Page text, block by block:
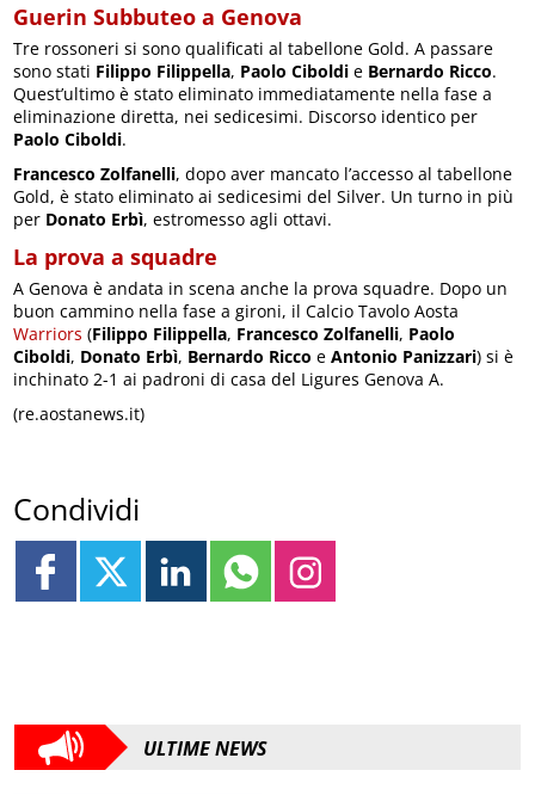
Guerin Subbuteo a Genova
Tre rossoneri si sono qualificati al tabellone Gold. A passare
sono stati Filippo Filippella, Paolo Ciboldi e Bernardo Ricco.
Quest’ultimo è stato eliminato immediatamente nella fase a
eliminazione diretta, nei sedicesimi. Discorso identico per
Paolo Ciboldi.
Francesco Zolfanelli, dopo aver mancato l’accesso al tabellone
Gold, è stato eliminato ai sedicesimi del Silver. Un turno in più
per Donato Erbì, estromesso agli ottavi.
La prova a squadre
A Genova è andata in scena anche la prova squadre. Dopo un
buon cammino nella fase a gironi, il Calcio Tavolo Aosta
Warriors (Filippo Filippella, Francesco Zolfanelli, Paolo
Ciboldi, Donato Erbì, Bernardo Ricco eAntonio Panizzari) si è
inchinato 2-1 ai padroni di casa del Ligures Genova A.
(re.aostanews.it)
Condividi
ULTIME NEWS